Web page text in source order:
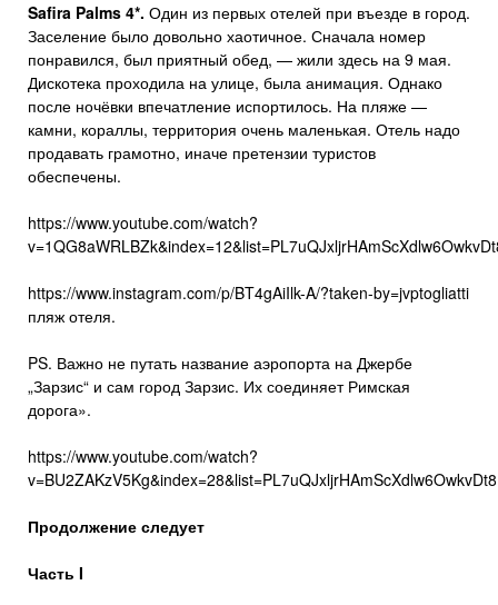
Safira Palms 4*. Один из первых отелей при въезде в город.
Заселение было довольно хаотичное. Сначала номер
понравился, был приятный обед, — жили здесь на 9 мая.
Дискотека проходила на улице, была анимация. Однако
после ночёвки впечатление испортилось. На пляже —
камни, кораллы, территория очень маленькая. Отель надо
продавать грамотно, иначе претензии туристов
обеспечены.
https://www.youtube.com/watch?
https://www.instagram.com/p/BT4gAiIlk-A/?taken-by=jvptogliatti
пляж отеля.
PS. Важно не путать название аэропорта на Джербе
„Зарзис“ и сам город Зарзис. Их соединяет Римская
дорога».
https://www.youtube.com/watch?
Продолжение следует
Часть I